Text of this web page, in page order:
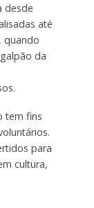
desde
até
quando
da
tem fins
para
cultura,